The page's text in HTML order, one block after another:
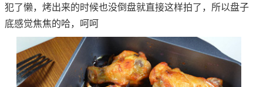
犯了懒，烤出来的时候也没倒盘就直接这样拍了，所以盘子
底感觉焦焦的哈，呵呵